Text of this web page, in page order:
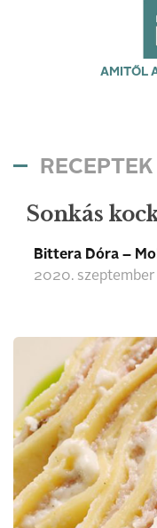
AMITŐL
RECEPTEK
Sonkás
Bittera Dóra –
2020. szeptember